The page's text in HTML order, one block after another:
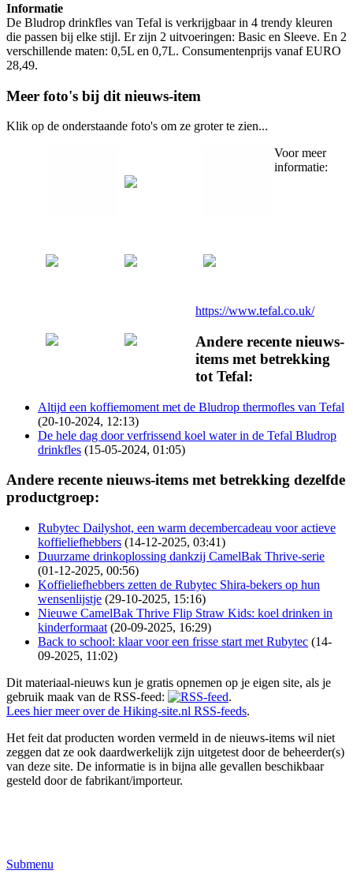
Informatie
De Bludrop drinkfles van Tefal is verkrijgbaar in 4 trendy kleuren
die passen bij elke stijl. Er zijn 2 uitvoeringen: Basic en Sleeve. En 2
verschillende maten: 0,5L en 0,7L. Consumentenprijs vanaf EURO
28,49.
Meer foto's bij dit nieuws-item
Klik op de onderstaande foto's om ze groter te zien...
Voor meer
informatie:
https://www.tefal.co.uk/
Andere recente nieuws-
items met betrekking
tot Tefal:
Altijd een koffiemoment met de Bludrop thermofles van Tefal
(20-10-2024, 12:13)
De hele dag door verfrissend koel water in de Tefal Bludrop
drinkfles (15-05-2024, 01:05)
Andere recente nieuws-items met betrekking dezelfde
productgroep:
Rubytec Dailyshot, een warm decembercadeau voor actieve
koffieliefhebbers (14-12-2025, 03:41)
Duurzame drinkoplossing dankzij CamelBak Thrive-serie
(01-12-2025, 00:56)
Koffieliefhebbers zetten de Rubytec Shira-bekers op hun
wensenlijstje (29-10-2025, 15:16)
Nieuwe CamelBak Thrive Flip Straw Kids: koel drinken in
kinderformaat (20-09-2025, 16:29)
Back to school: klaar voor een frisse start met Rubytec (14-
09-2025, 11:02)
Dit materiaal-nieuws kun je gratis opnemen op je eigen site, als je
gebruik maak van de RSS-feed:
.
Lees hier meer over de Hiking-site.nl RSS-feeds.
Het feit dat producten worden vermeld in de nieuws-items wil niet
zeggen dat ze ook daardwerkelijk zijn uitgetest door de beheerder(s)
van deze site. De informatie is in bijna alle gevallen beschikbaar
gesteld door de fabrikant/importeur.
Submenu